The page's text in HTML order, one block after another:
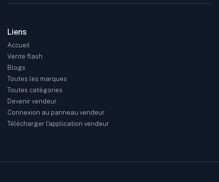
Liens
Accueil
Vente flash
Blogs
Toutes les marques
Toutes catégories
Devenir vendeur
Connexion au panneau vendeur
Télécharger l'application vendeur